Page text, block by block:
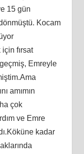
15 gün
Kocam
fırsat
Emreyle
amımın
çok
ve Emre
kadar